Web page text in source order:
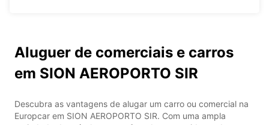
Aluguer de comerciais e carros
em SION AEROPORTO SIR
Descubra as vantagens de alugar um carro ou comercial na
Europcar em SION AEROPORTO SIR. Com uma ampla